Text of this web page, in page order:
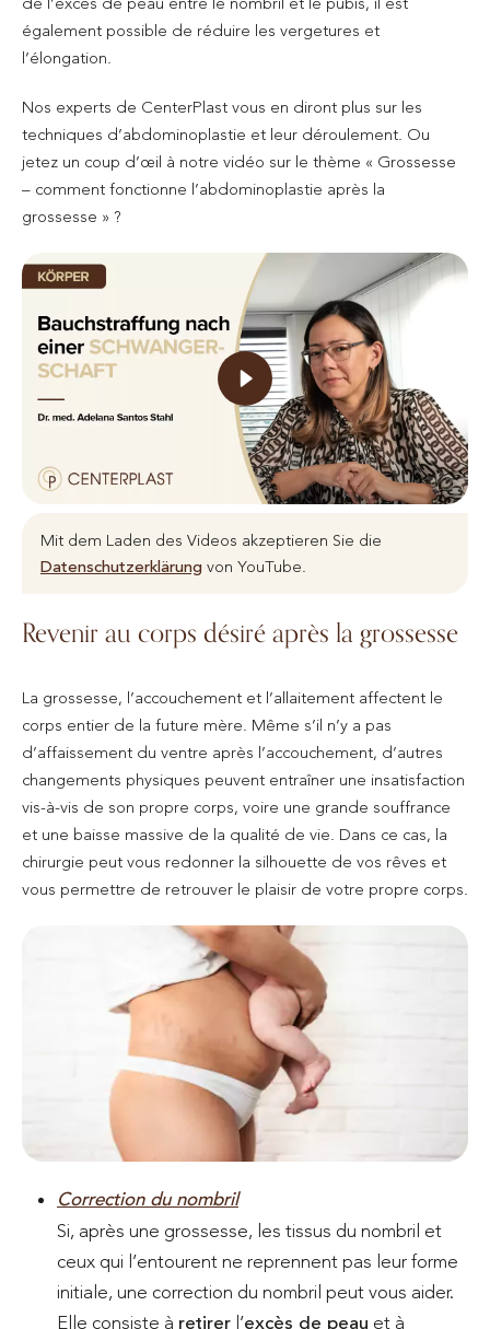
également possible de réduire les vergetures et
l’élongation.
Nos experts de CenterPlast vous en diront plus sur les
techniques d’abdominoplastie et leur déroulement. Ou
jetez un coup d’œil à notre vidéo sur le thème « Grossesse
– comment fonctionne l’abdominoplastie après la
grossesse » ?
Mit dem Laden des Videos akzeptieren Sie die
Datenschutzerklärung von YouTube.
Revenir au corps désiré après la grossesse
La grossesse, l’accouchement et l’allaitement affectent le
corps entier de la future mère. Même s’il n’y a pas
d’affaissement du ventre après l’accouchement, d’autres
changements physiques peuvent entraîner une insatisfaction
vis-à-vis de son propre corps, voire une grande souffrance
et une baisse massive de la qualité de vie. Dans ce cas, la
chirurgie peut vous redonner la silhouette de vos rêves et
vous permettre de retrouver le plaisir de votre propre corps.
Correction du nombril
Si, après une grossesse, les tissus du nombril et
ceux qui l’entourent ne reprennent pas leur forme
initiale, une correction du nombril peut vous aider.
Elle consiste à retirer l’excès de peau et à